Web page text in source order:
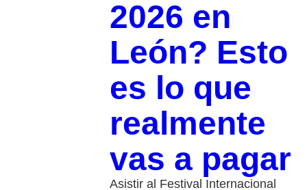
2026 en
León? Esto
es lo que
realmente
vas a pagar
Asistir al Festival Internacional